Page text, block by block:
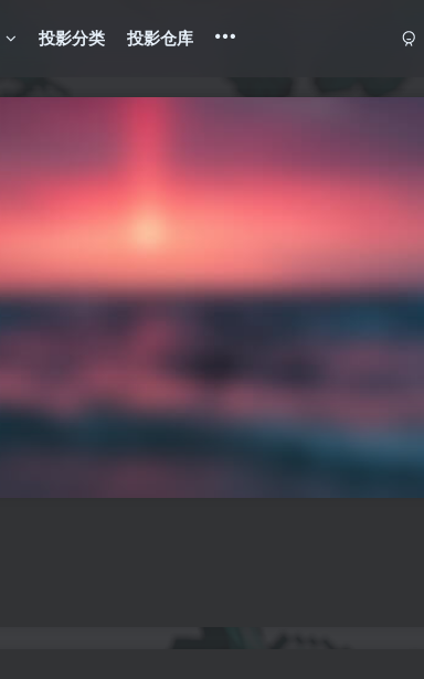
投影分类 投影仓库